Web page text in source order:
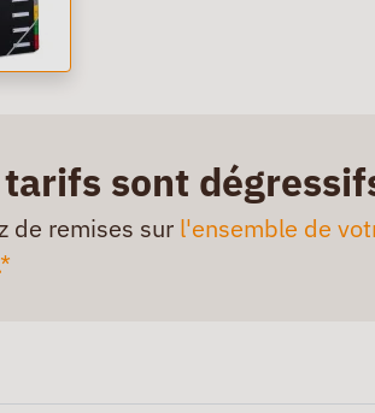
tarifs sont
de remises sur l'ensemble de